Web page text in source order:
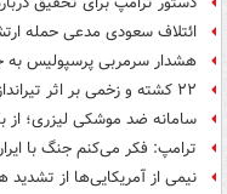
ائتلاف سعودی مدعی حمله
هشدار سرمربی پرسپولیس
۲۲ کشته و زخمی بر اثر تیراندازی در یک مدرسه در تایلند+ فیلم
سامانه ضد موشکی لیزری؛ از
ترامپ: فکر می‌کنم جنگ با
نیمی از آمریکایی‌ها از